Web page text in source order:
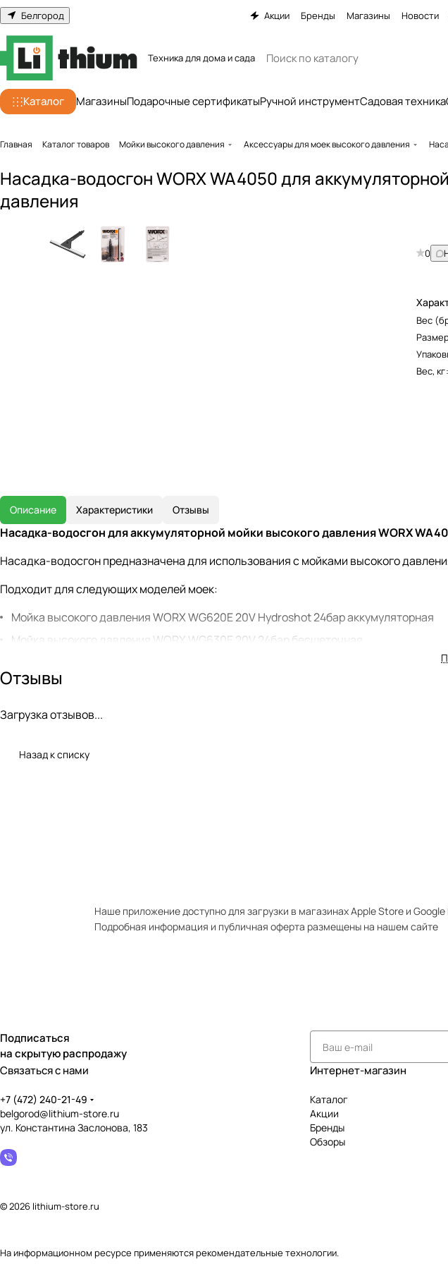
Белгород Акции Бренды Магазины Новости
Техника для дома и сада
Каталог МагазиныПодарочные сертификатыРучной инструментСадовая техника
Главная Каталог товаров Мойки высокого давления Аксессуары для моек высокого давления
Насадка-водосгон WORX WA4050 для
давления
0
Вес
Вес, кг:
Описание Характеристики Отзывы
Насадка-водосгон для аккумуляторной мойки высокого давления WORX
Насадка-водосгон предназначена для использования с мойками высокого
Подходит для следующих моделей моек:
Мойка высокого давления WORX WG620E 20V Hydroshot 24бар аккумуляторная
Мойка высокого давления WORX WG630E 20V 24бар бесщеточная
Мойка высокого давления WORX WG633E 20V 56бар бесщеточная
Отзывы
Загрузка отзывов...
Назад к списку
Наше приложение доступно для загрузки в магазинах Apple Store и Google
Подробная информация и публичная оферта размещены на нашем сайте
Подписаться
на скрытую распродажу
Связаться с нами
+7 (472) 240-21-49
belgorod@lithium-store.ru
ул. Константина Заслонова, 183
Интернет-магазин
Каталог
Акции
Бренды
Обзоры
© 2026 lithium-store.ru
На информационном ресурсе применяютсярекомендательные технологии.